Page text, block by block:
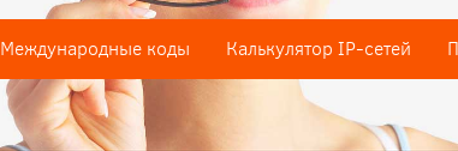
Международные коды Калькулятор IP-сетей